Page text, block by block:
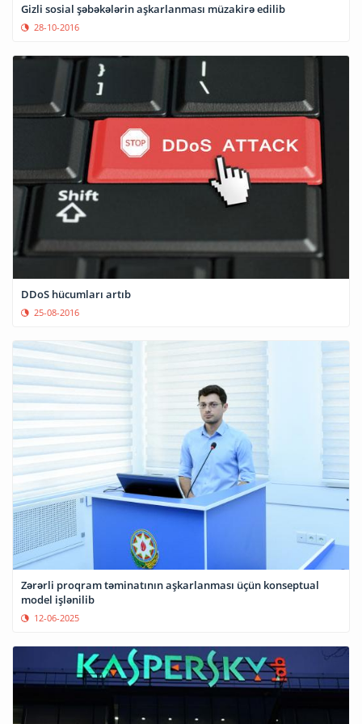
Gizli sosial şəbəkələrin aşkarlanması müzakirə edilib
28-10-2016
DDoS hücumları artıb
25-08-2016
Zərərli proqram təminatının aşkarlanması üçün konseptual
model işlənilib
12-06-2025